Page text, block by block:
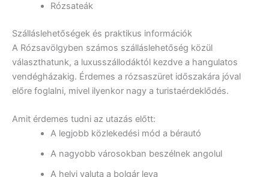
Rózsateák
Szálláslehetőségek és praktikus információk
A Rózsavölgyben számos szálláslehetőség közül
választhatunk, a luxusszállodáktól kezdve a hangulatos
vendégházakig. Érdemes a rózsaszüret időszakára jóval
előre foglalni, mivel ilyenkor nagy a turistaérdeklődés.
Amit érdemes tudni az utazás előtt:
A legjobb közlekedési mód a bérautó
A nagyobb városokban beszélnek angolul
A helyi valuta a bolgár leva